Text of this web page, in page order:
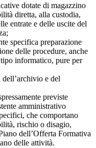
dotate di magazzino
diretta, alla custodia,
entrate e delle uscite del
specifica preparazione
delle procedure, anche
informatico, pure per
dell’archivio e del
previste
amministrativo
che comportano
rischio o disagio,
dell’Offerta Formativa
delle attività.